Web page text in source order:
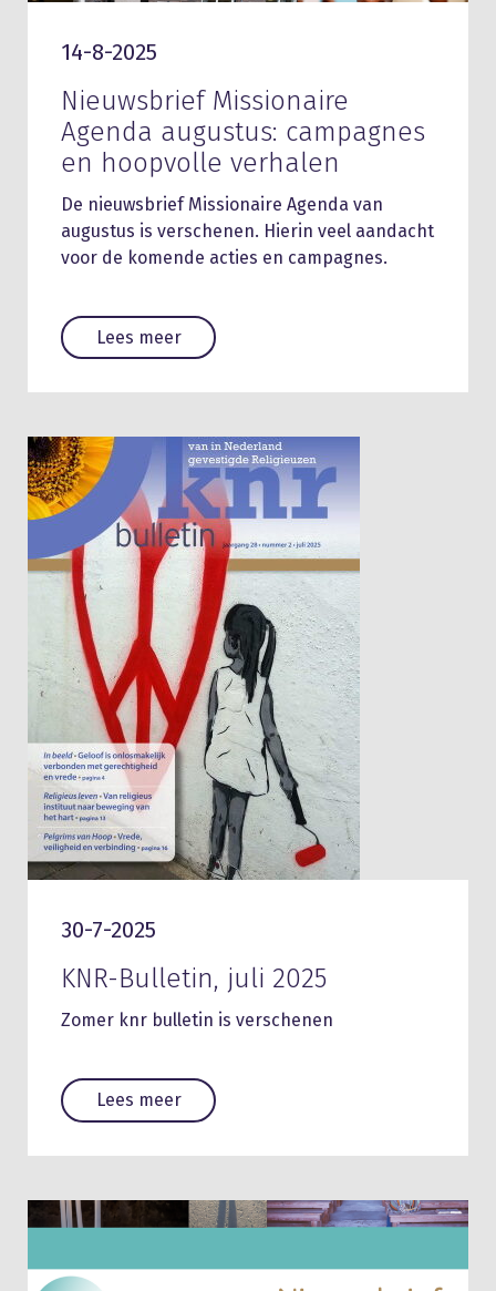
14-8-2025
Nieuwsbrief Missionaire
Agenda augustus: campagnes
en hoopvolle verhalen
De nieuwsbrief Missionaire Agenda van
augustus is verschenen. Hierin veel aandacht
voor de komende acties en campagnes.
Lees meer
30-7-2025
KNR-Bulletin, juli 2025
Zomer knr bulletin is verschenen
Lees meer